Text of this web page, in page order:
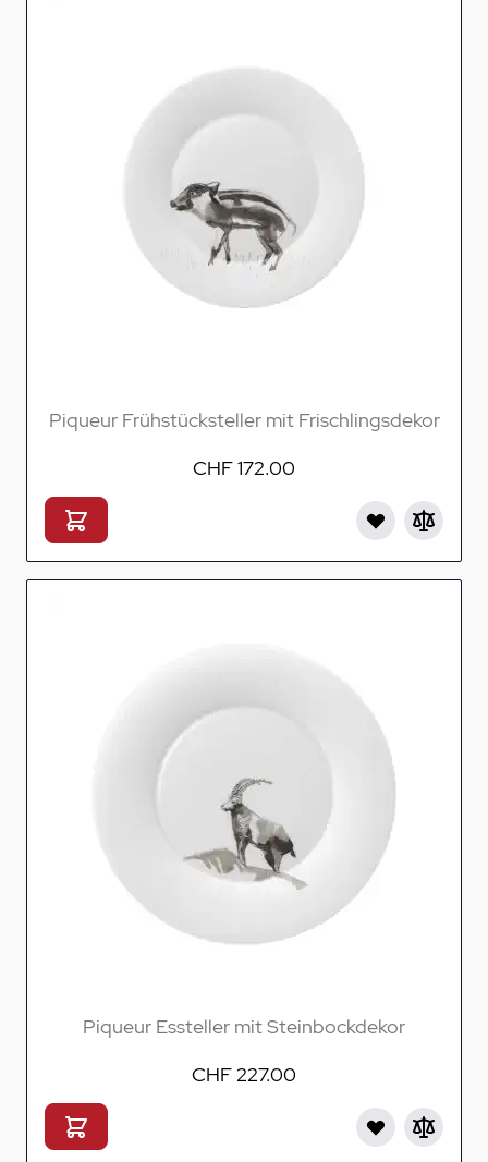
Piqueur Frühstücksteller mit Frischlingsdekor
CHF 172.00
Piqueur Essteller mit Steinbockdekor
CHF 227.00